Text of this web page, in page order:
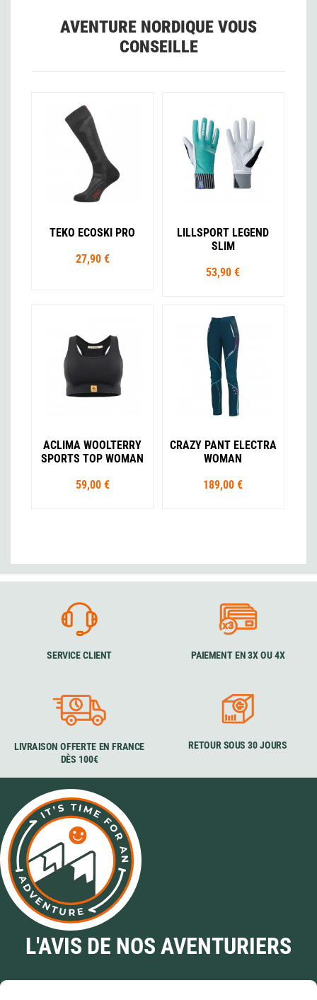
AVENTURE NORDIQUE VOUS
CONSEILLE
TEKO ECOSKI PRO
27,90 €
LILLSPORT LEGEND
SLIM
53,90 €
ACLIMA WOOLTERRY
SPORTS TOP WOMAN
59,00 €
CRAZY PANT ELECTRA
WOMAN
189,00 €
SERVICE CLIENT PAIEMENT EN 3X OU 4X
LIVRAISON OFFERTE EN FRANCE
DÈS 100€
RETOUR SOUS 30 JOURS
L'AVIS DE NOS AVENTURIERS